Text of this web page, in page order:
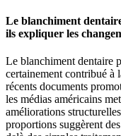
Le blanchiment
ils expliquer les
Le blanchiment dentaire
certainement contribué à
récents documents
les médias américains
améliorations
proportions suggèrent